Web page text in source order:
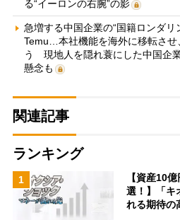
る“イーロンの右腕”の影
急増する中国企業の“国籍ロンダリ
Temu…本社機能を海外に移転させ
う 現地人を隠れ蓑にした中国企
懸念も
関連記事
ランキング
1
【資産10
選！】「キ
れる期待